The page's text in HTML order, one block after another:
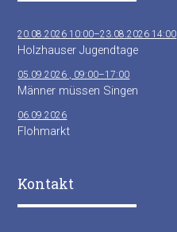
20.08.2026 10:00–23.08.2026 14:00
Holzhauser Jugendtage
05.09.2026 , 09:00–17:00
Männer müssen Singen
06.09.2026
Flohmarkt
Kontakt